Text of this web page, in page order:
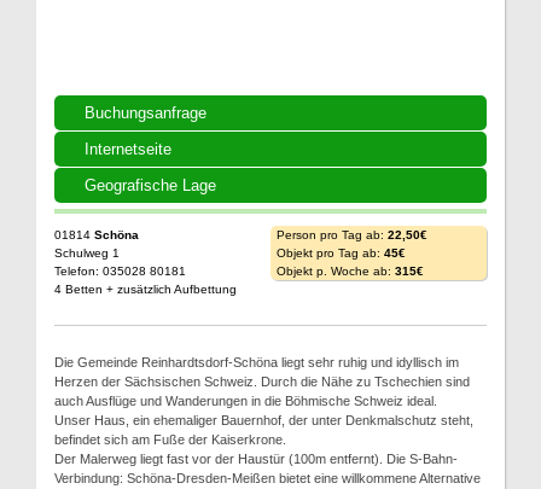
Buchungsanfrage
Internetseite
Geografische Lage
01814 Schöna
Schulweg 1
Telefon: 035028 80181
4 Betten + zusätzlich Aufbettung
Person pro Tag ab: 22,50€
Objekt pro Tag ab: 45€
Objekt p. Woche ab: 315€
Die Gemeinde Reinhardtsdorf-Schöna liegt sehr ruhig und idyllisch im
Herzen der Sächsischen Schweiz. Durch die Nähe zu Tschechien sind
auch Ausflüge und Wanderungen in die Böhmische Schweiz ideal.
Unser Haus, ein ehemaliger Bauernhof, der unter Denkmalschutz steht,
befindet sich am Fuße der Kaiserkrone.
Der Malerweg liegt fast vor der Haustür (100m entfernt). Die S-Bahn-
Verbindung: Schöna-Dresden-Meißen bietet eine willkommene Alternative